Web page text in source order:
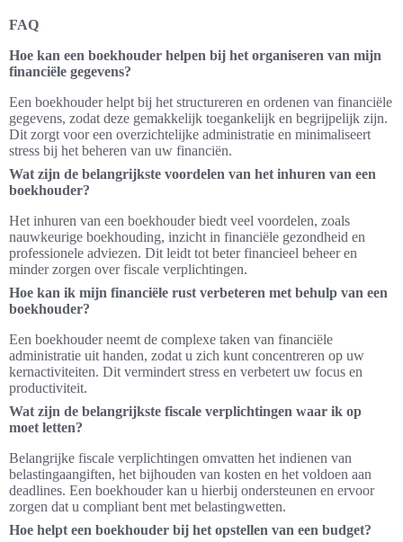
FAQ
Hoe kan een boekhouder helpen bij het organiseren van mijn
financiële gegevens?
Een boekhouder helpt bij het structureren en ordenen van financiële
gegevens, zodat deze gemakkelijk toegankelijk en begrijpelijk zijn.
Dit zorgt voor een overzichtelijke administratie en minimaliseert
stress bij het beheren van uw financiën.
Wat zijn de belangrijkste voordelen van het inhuren van een
boekhouder?
Het inhuren van een boekhouder biedt veel voordelen, zoals
nauwkeurige boekhouding, inzicht in financiële gezondheid en
professionele adviezen. Dit leidt tot beter financieel beheer en
minder zorgen over fiscale verplichtingen.
Hoe kan ik mijn financiële rust verbeteren met behulp van een
boekhouder?
Een boekhouder neemt de complexe taken van financiële
administratie uit handen, zodat u zich kunt concentreren op uw
kernactiviteiten. Dit vermindert stress en verbetert uw focus en
productiviteit.
Wat zijn de belangrijkste fiscale verplichtingen waar ik op
moet letten?
Belangrijke fiscale verplichtingen omvatten het indienen van
belastingaangiften, het bijhouden van kosten en het voldoen aan
deadlines. Een boekhouder kan u hierbij ondersteunen en ervoor
zorgen dat u compliant bent met belastingwetten.
Hoe helpt een boekhouder bij het opstellen van een budget?